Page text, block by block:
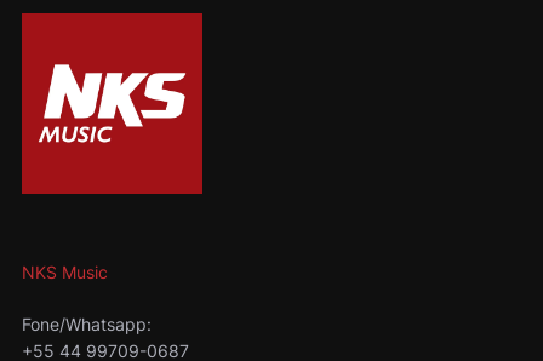
NKS Music
Fone/Whatsapp:
+55 44 99709-0687